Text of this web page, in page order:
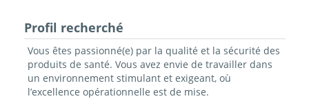
Profil recherché
Vous êtes passionné(e) par la qualité et la sécurité des
produits de santé. Vous avez envie de travailler dans
un environnement stimulant et exigeant, où
l’excellence opérationnelle est de mise.